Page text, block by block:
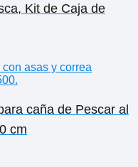
Kit de Caja de
caña de Pescar al
cm